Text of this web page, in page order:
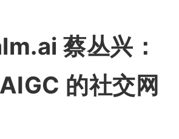
蔡丛兴：
的社交网